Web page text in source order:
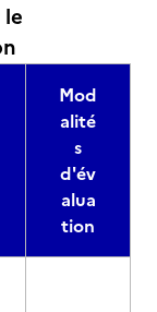
Mod
alité
s
d'év
alua
tion